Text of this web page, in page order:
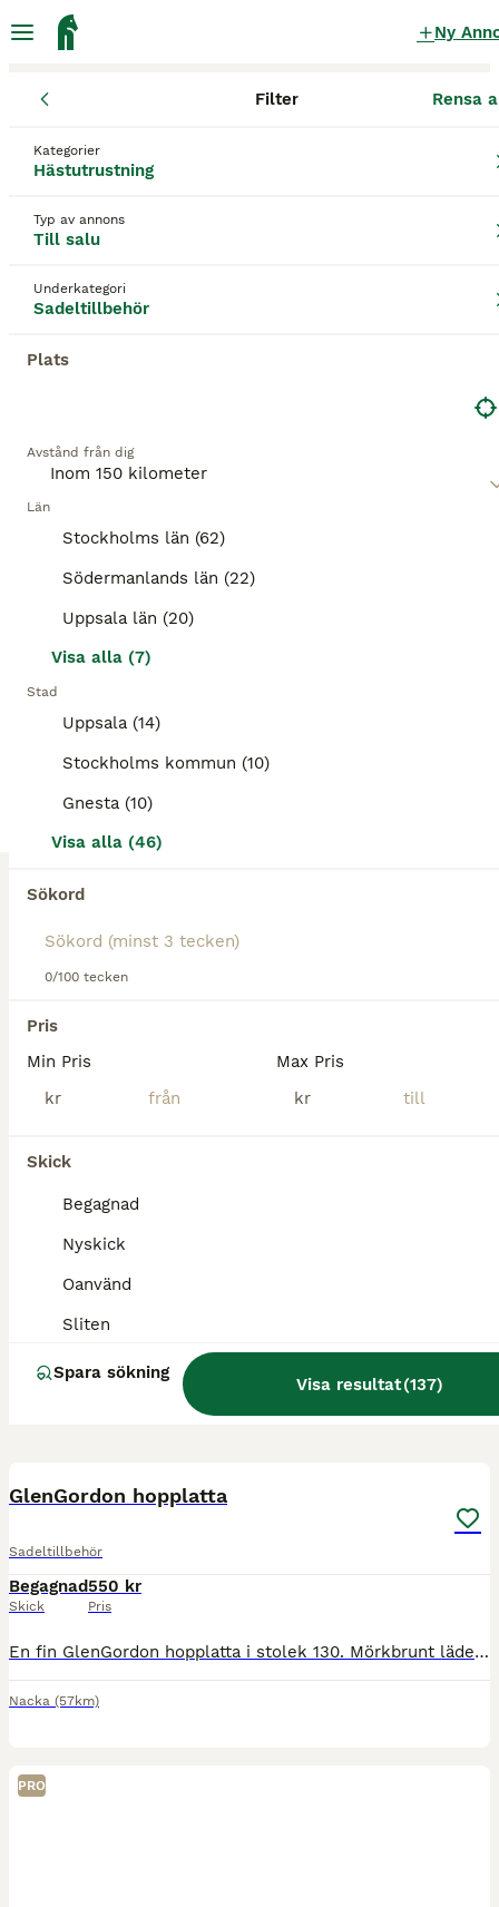
Ny
Filter Rensa
Kategorier
Hästutrustning
Typ av annons
Till salu
Underkategori
Sadeltillbehör
Plats
Avstånd från dig
Län
Stockholms län (62)
Södermanlands län (22)
Uppsala län (20)
Visa alla (7)
Stad
Uppsala (14)
Stockholms kommun (10)
Gnesta (10)
Visa alla (46)
Sökord
0/100 tecken
Pris
Min Pris
kr
Max Pris
kr
Skick
Begagnad
Nyskick
Oanvänd
Sliten
Spara sökning
Visa resultat(137)
Sadeltillbehör till salu
Spara sökning
Sadelpadd
Pris
(12.1km)
Acavallo sadelgjord med gelplatta
NyskickAcavallo sadelgjord 140 cm
Stallarholmen
GlenGordon hopplatta
Sadeltillbehör
Begagnad
Skick
550 kr
Pris
En fin GlenGordon hopplatta i stolek 130. Mörkbrunt läder. Använd men i fint skick Köparen står för frakt
Nacka (57km)
PRO